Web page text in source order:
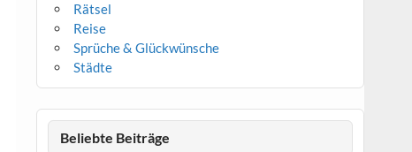
Rätsel
Reise
Sprüche & Glückwünsche
Städte
Beliebte Beiträge